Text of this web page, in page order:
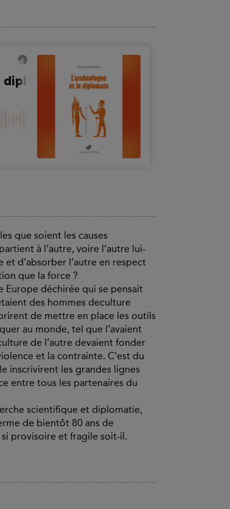
que soient les causes
à l’autre, voire l’autre lui-
d’absorber l’autre en respect
que la force ?
Europe déchirée qui se pensait
des hommes deculture
de mettre en place les outils
au monde, tel que l’avaient
de l’autre devaient fonder
et la contrainte. C’est du
inscrivirent les grandes lignes
entre tous les partenaires du
scientifique et diplomatie,
de bientôt 80 ans de
provisoire et fragile soit-il.